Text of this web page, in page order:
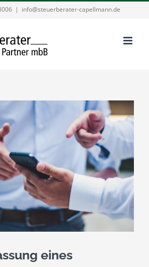
| info@steuerberater-capellmann.de
eines